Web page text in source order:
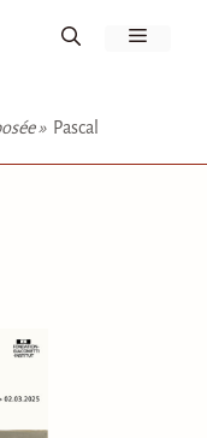
» Pascal
Menu